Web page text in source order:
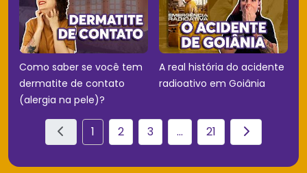
Como saber se você tem
dermatite de contato
(alergia na pele)?
A real história do acidente
radioativo em Goiânia
1 2 3 ... 21